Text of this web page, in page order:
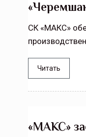
СК «МАКС»
Читать
«МАКС»